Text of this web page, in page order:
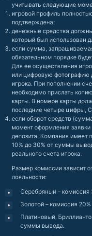
учитывать следующие
игровой профиль
подтверждена;
денежные средства
который был использован
если сумма,
обязательном порядке
Для ее осуществления
или цифровую фотографию
игрока. При пополнении
необходимо прислать
карты. В номере карты
последние четыре цифры,
если оборот средств
момент оформления
депозита, Компания имеет
10% до 30% от суммы
реального счета игрока.
Размер комиссии зависит
лояльности:
Серебряный –
Золотой – комиссия
Платиновый,
суммы вывода.